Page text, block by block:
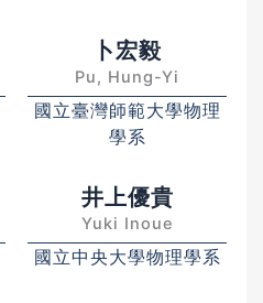
卜宏毅
Pu, Hung-Yi
國立臺灣師範大學物理
學系
井上優貴
Yuki Inoue
國立中央大學物理學系